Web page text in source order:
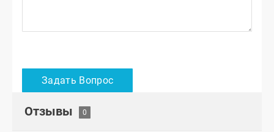
Отзывы